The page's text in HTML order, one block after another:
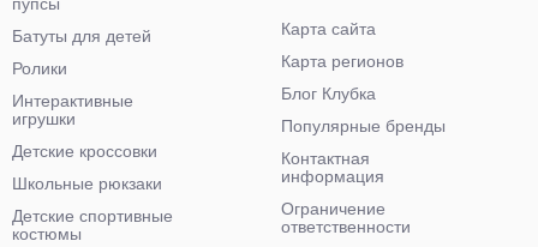
Батуты для детей
Ролики
Интерактивные
игрушки
Детские кроссовки
Школьные рюкзаки
Детские спортивные
костюмы
Карта сайта
Карта регионов
Блог Клубка
Популярные бренды
Контактная
информация
Ограничение
ответственности